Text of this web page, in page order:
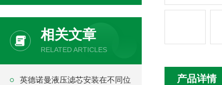
相关文章
RELATED ARTICLES
英德诺曼液压滤芯安装在不同位
产品详情